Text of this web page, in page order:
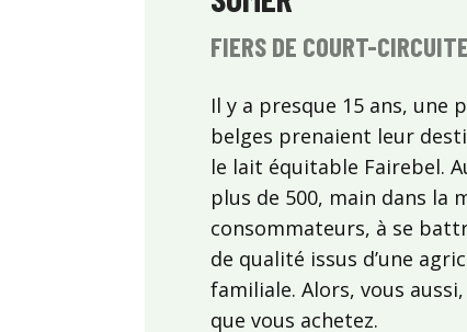
FIERS DE COURT-
Il y a presque 15 ans, une
belges prenaient leur
le lait équitable Fairebel.
plus de 500, main dans la
consommateurs, à se
de qualité issus d’une
familiale. Alors, vous
que vous achetez.